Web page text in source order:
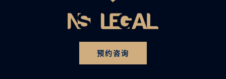
预约咨询